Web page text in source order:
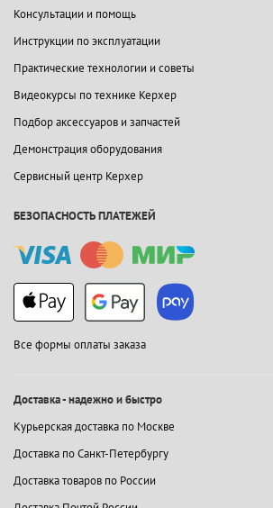
Консультации и помощь
Инструкции по эксплуатации
Практические технологии и советы
Видеокурсы по технике Керхер
Подбор аксессуаров и запчастей
Демонстрация оборудования
Сервисный центр Керхер
БЕЗОПАСНОСТЬ ПЛАТЕЖЕЙ
Все формы оплаты заказа
Доставка - надежно и быстро
Курьерская доставка по Москве
Доставка по Санкт-Петербургу
Доставка товаров по России